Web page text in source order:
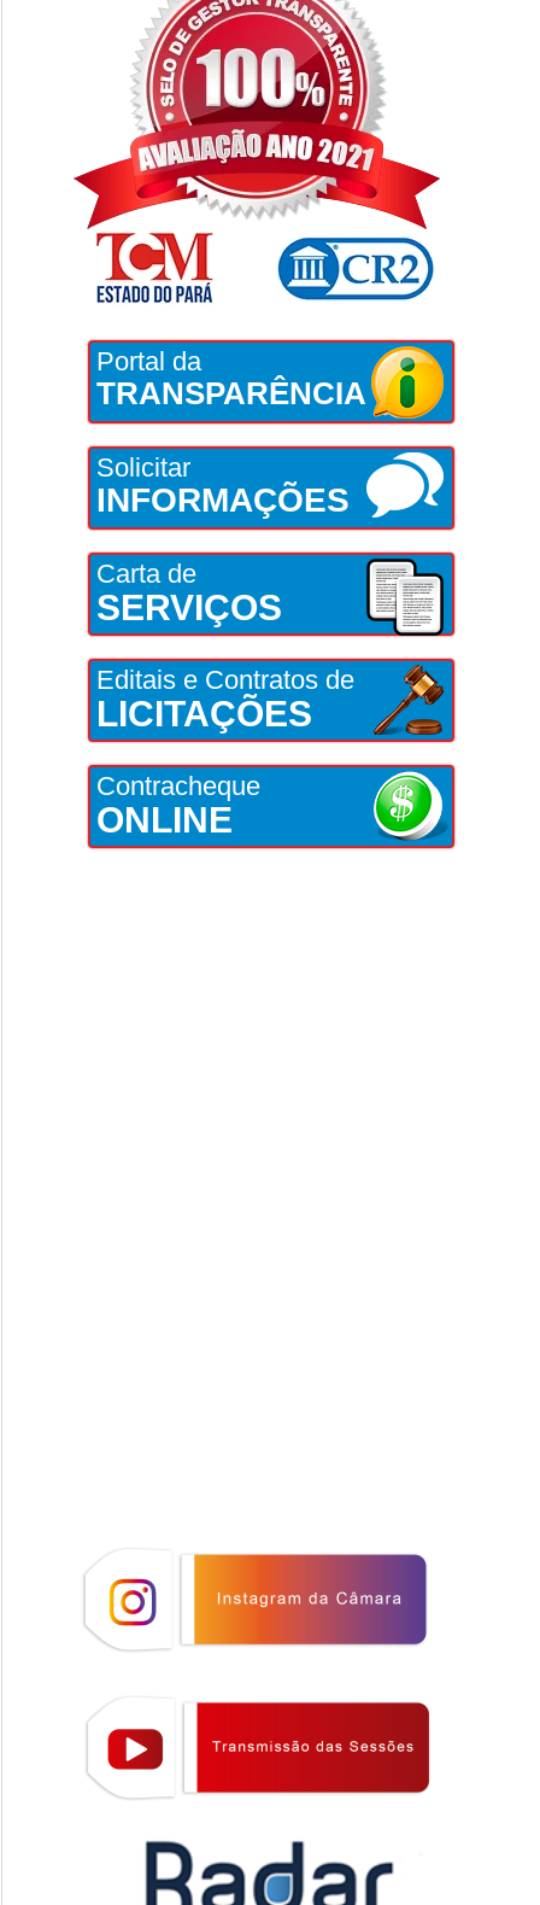
Portal da
TRANSPARÊNCIA
Solicitar
INFORMAÇÕES
Carta de
SERVIÇOS
Editais e Contratos de
LICITAÇÕES
Contracheque
ONLINE